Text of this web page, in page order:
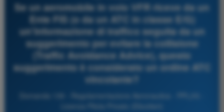
Se un aeromobile in volo VFR riceve da un
Ente FIS (o da un ATC in classe E/G)
un'informazione di traffico seguita da un
suggerimento per evitare la collisione
(Traffic Avoidance Advice), questo
suggerimento è considerato un ordine ATC
vincolante?